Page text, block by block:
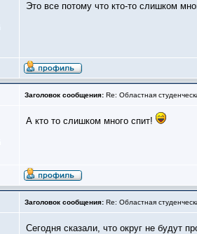
Это все потому что кто-то слишком
Заголовок сообщения: Re: Областная
А кто то слишком много спит!
Заголовок сообщения: Re: Областная
Сегодня сказали, что округ не будут